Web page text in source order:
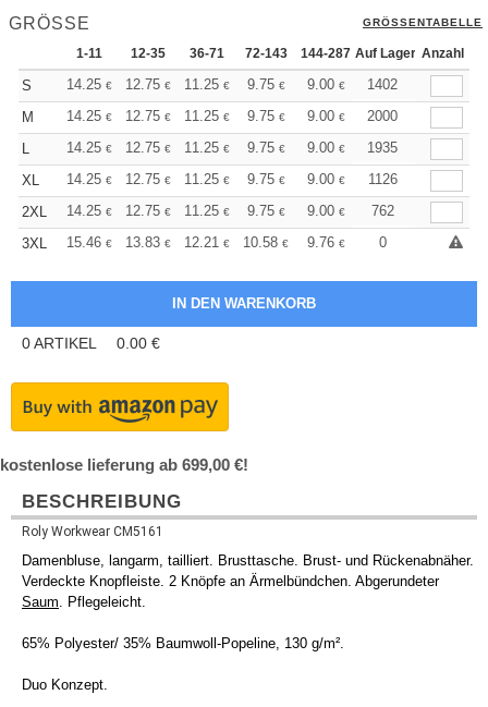
GRÖSSE GRÖSSENTABELLE
1-11 12-35 36-71 72-143 144-287 288 + Mehr
Auf Lager Anzahl
S 14.25 € 12.75 € 11.25 € 9.75 € 9.00 € 8.63 €
1402
M
14.25 € 12.75 € 11.25 € 9.75 € 9.00 € 8.63 €
2000
L
14.25 € 12.75 € 11.25 € 9.75 € 9.00 € 8.63 €
1935
XL
14.25 € 12.75 € 11.25 € 9.75 € 9.00 € 8.63 €
1126
2XL
14.25 € 12.75 € 11.25 € 9.75 € 9.00 € 8.63
762
3XL
15.46 € 13.83 € 12.21 € 10.58 € 9.76 € 9.36
0
0ARTIKEL 0.00 €
kostenlose lieferung ab 699,00 €!
BESCHREIBUNG
Roly Workwear CM5161
Damenbluse, langarm, tailliert. Brusttasche. Brust- und Rückenabnäher.
Verdeckte Knopfleiste. 2 Knöpfe an Ärmelbündchen. Abgerundeter
Saum. Pflegeleicht.
65% Polyester/ 35% Baumwoll-Popeline, 130 g/m².
Duo Konzept.